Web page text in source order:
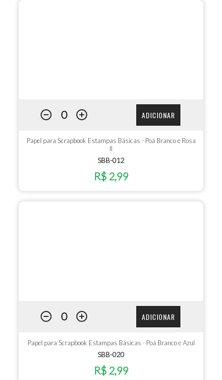
ADICIONAR
Papel para Scrapbook Estampas Básicas - Poá Branco e Rosa
II
SBB-012
R$ 2,99
ADICIONAR
Papel para Scrapbook Estampas Básicas - Poá Branco e Azul
SBB-020
R$ 2,99